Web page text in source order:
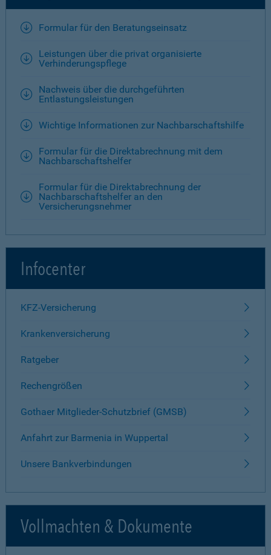
Formular für den Beratungseinsatz
Leistungen über die privat organisierte
Verhinderungspflege
Nachweis über die durchgeführten
Entlastungsleistungen
Wichtige Informationen zur Nachbarschaftshilfe
Formular für die Direktabrechnung mit dem
Nachbarschaftshelfer
Formular für die Direktabrechnung der
Nachbarschaftshelfer an den
Versicherungsnehmer
Infocenter
KFZ-Versicherung
Krankenversicherung
Ratgeber
Rechengrößen
Gothaer Mitglieder-Schutzbrief (GMSB)
Anfahrt zur Barmenia in Wuppertal
Unsere Bankverbindungen
Vollmachten & Dokumente